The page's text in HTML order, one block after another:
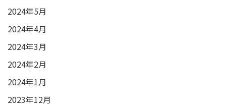
2024年5月
2024年4月
2024年3月
2024年2月
2024年1月
2023年12月